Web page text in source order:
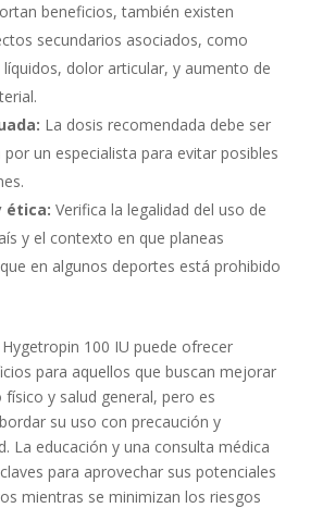
beneficios, también existen
secundarios asociados, como
dolor articular, y aumento de
La dosis recomendada debe ser
un especialista para evitar posibles
ética: Verifica la legalidad del uso de
y el contexto en que planeas
en algunos deportes está prohibido
100 IU puede ofrecer
para aquellos que buscan mejorar
y salud general, pero es
su uso con precaución y
La educación y una consulta médica
para aprovechar sus potenciales
mientras se minimizan los riesgos